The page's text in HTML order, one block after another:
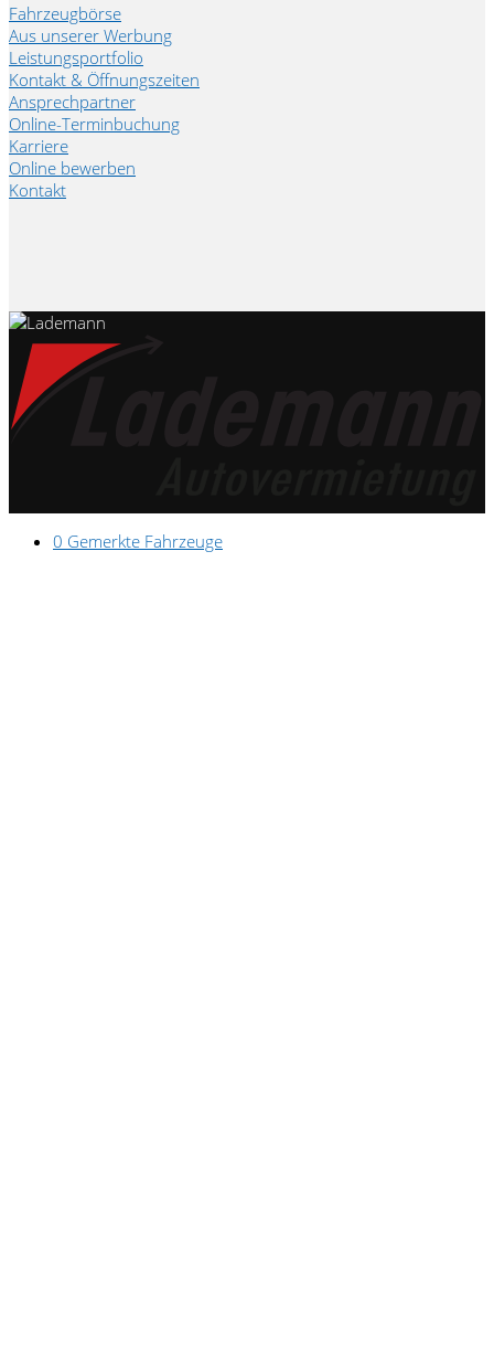
Fahrzeugbörse
Aus unserer Werbung
Leistungsportfolio
Kontakt & Öffnungszeiten
Ansprechpartner
Online-Terminbuchung
Karriere
Online bewerben
Kontakt
0 Gemerkte Fahrzeuge